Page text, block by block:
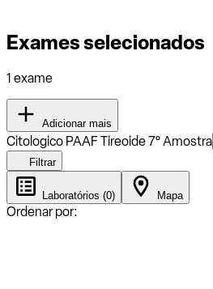
Exames selecionados
1 exame
Adicionar mais
Citologico PAAF Tireoide 7° Amostra
Filtrar
Laboratórios (0) Mapa
Ordenar por: